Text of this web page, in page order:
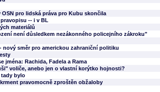
OSN pro lidská práva pro Kubu skončila
-- i v BL
materiálů
není důsledkem nezákonného policejního zákroku"
nový směr pro americkou zahraniční politiku
jména: Rachida, Fadela a Rama
voliče, anebo jen o vlastní korýtko hojnosti?
tady bylo
pravomocně zproštěn obžaloby